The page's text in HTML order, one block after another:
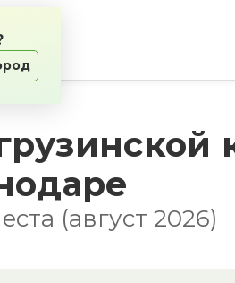
(август 2026)